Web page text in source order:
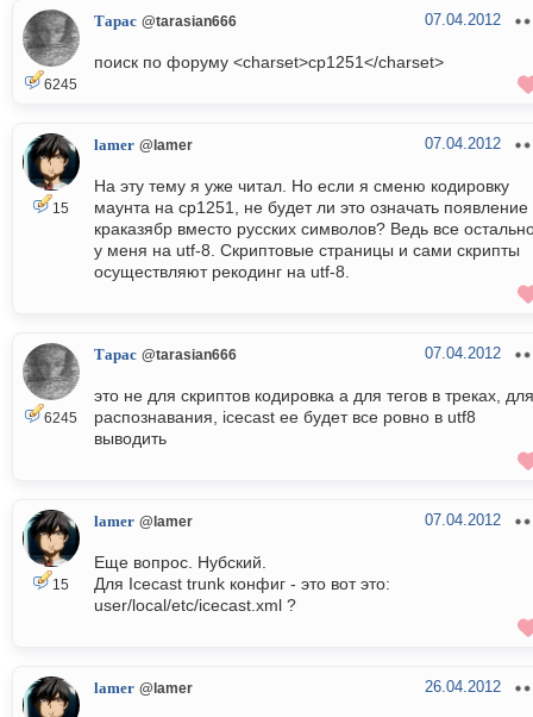
6245
Тарас @tarasian666 07.04.2012
поиск по форуму <charset>cp1251</charset>
15
lamer @lamer 07.04.2012
На эту тему я уже читал. Но если я сменю кодировку
маунта на cp1251, не будет ли это означать появление
краказябр вместо русских символов? Ведь все
у меня на utf-8. Скриптовые страницы и сами скрипты
осуществляют рекодинг на utf-8.
6245
Тарас @tarasian666 07.04.2012
это не для скриптов кодировка а для тегов в треках, для
распознавания, icecast ее будет все ровно в utf8
выводить
15
lamer @lamer 07.04.2012
Еще вопрос. Нубский.
Для Icecast trunk конфиг - это вот это:
user/local/etc/icecast.xml ?
lamer @lamer 26.04.2012